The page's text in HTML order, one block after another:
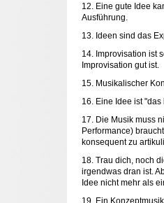
12. Eine gute Idee
Ausführung.
13. Ideen sind das
14. Improvisation ist
Improvisation gut ist.
15. Musikalischer
16. Eine Idee ist
17. Die Musik muss
Performance)
konsequent zu
18. Trau dich, noch
irgendwas dran ist.
Idee nicht mehr als
19. Ein